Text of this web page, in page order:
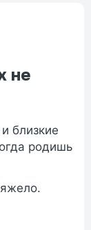
не
близкие
родишь